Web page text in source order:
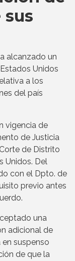
sus
alcanzado un
Unidos
a los
del país
vigencia de
de Justicia
de Distrito
Unidos. Del
con el Dpto. de
previo antes
una
adicional de
suspenso
de que la